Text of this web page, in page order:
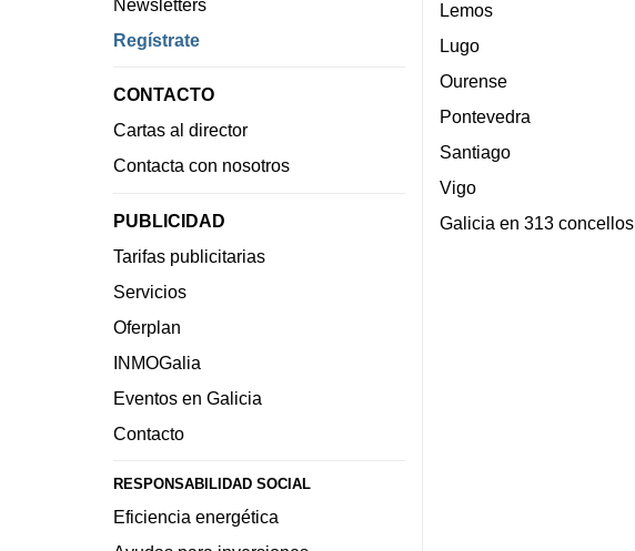
Newsletters
Regístrate
CONTACTO
Cartas al director
Contacta con nosotros
PUBLICIDAD
Tarifas publicitarias
Servicios
Oferplan
INMOGalia
Eventos en Galicia
Contacto
RESPONSABILIDAD SOCIAL
Eficiencia energética
Lemos
Lugo
Ourense
Pontevedra
Santiago
Vigo
Galicia en 313 concellos